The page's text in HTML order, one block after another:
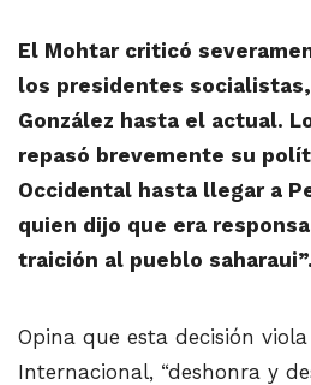
El Mohtar criticó
los presidentes
González hasta el actual.
repasó brevemente su
Occidental hasta llegar a
quien dijo que era
traición al pueblo saharaui”.
Opina que esta decisión viola
Internacional, “deshonra y